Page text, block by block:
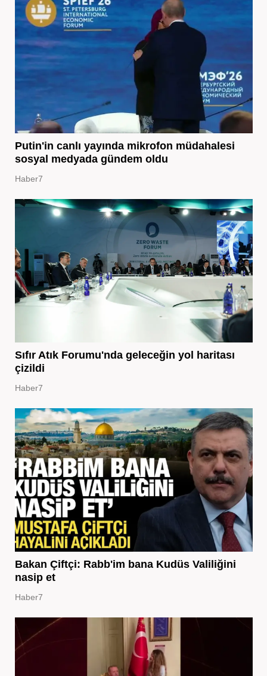
Putin'in canlı yayında mikrofon müdahalesi
sosyal medyada gündem oldu
Haber7
Sıfır Atık Forumu'nda geleceğin yol haritası
çizildi
Haber7
Bakan Çiftçi: Rabb'im bana Kudüs Valiliğini
nasip et
Haber7